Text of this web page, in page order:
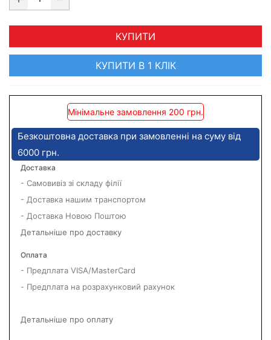
КУПИТИ
КУПИТИ В 1 КЛІК
Мінімальне замовлення 200 грн.
Безкоштовна доставка при замовленні на суму від
6000 грн.
Доставка
- Самовивіз зі складу філії
- Доставка нашим транспортом
- Доставка Новою Поштою
Детальніше про доставку
Оплата
- Предплата VISA/MasterCard
- Предплата на розрахунковий рахунок
Детальніше про оплату